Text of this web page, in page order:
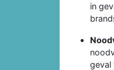
in
geval